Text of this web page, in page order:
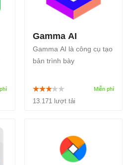
Gamma AI
Gamma AI là công cụ tạo
bản trình bày
giúp người dùng tạo ra
13.171 lượt tải